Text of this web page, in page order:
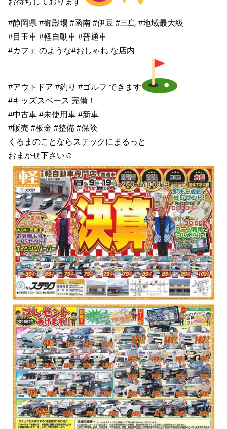
#静岡県 #御殿場 #函南 #伊豆 #三島 #地域最大級
#目玉車 #軽自動車 #普通車
#カフェ のような#おしゃれ な店内
#アウトドア #釣り #ゴルフ できます
#キッズスペース 完備！
#中古車 #未使用車 #新車
#販売 #板金 #整備 #保険
くるまのことならステックにまるっと
おまかせ下さい☺︎